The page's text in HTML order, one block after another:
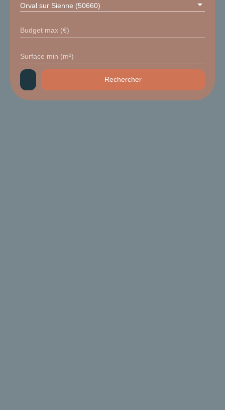
Orval sur Sienne (50660)
Budget max (€)
Surface min (m²)
Rechercher